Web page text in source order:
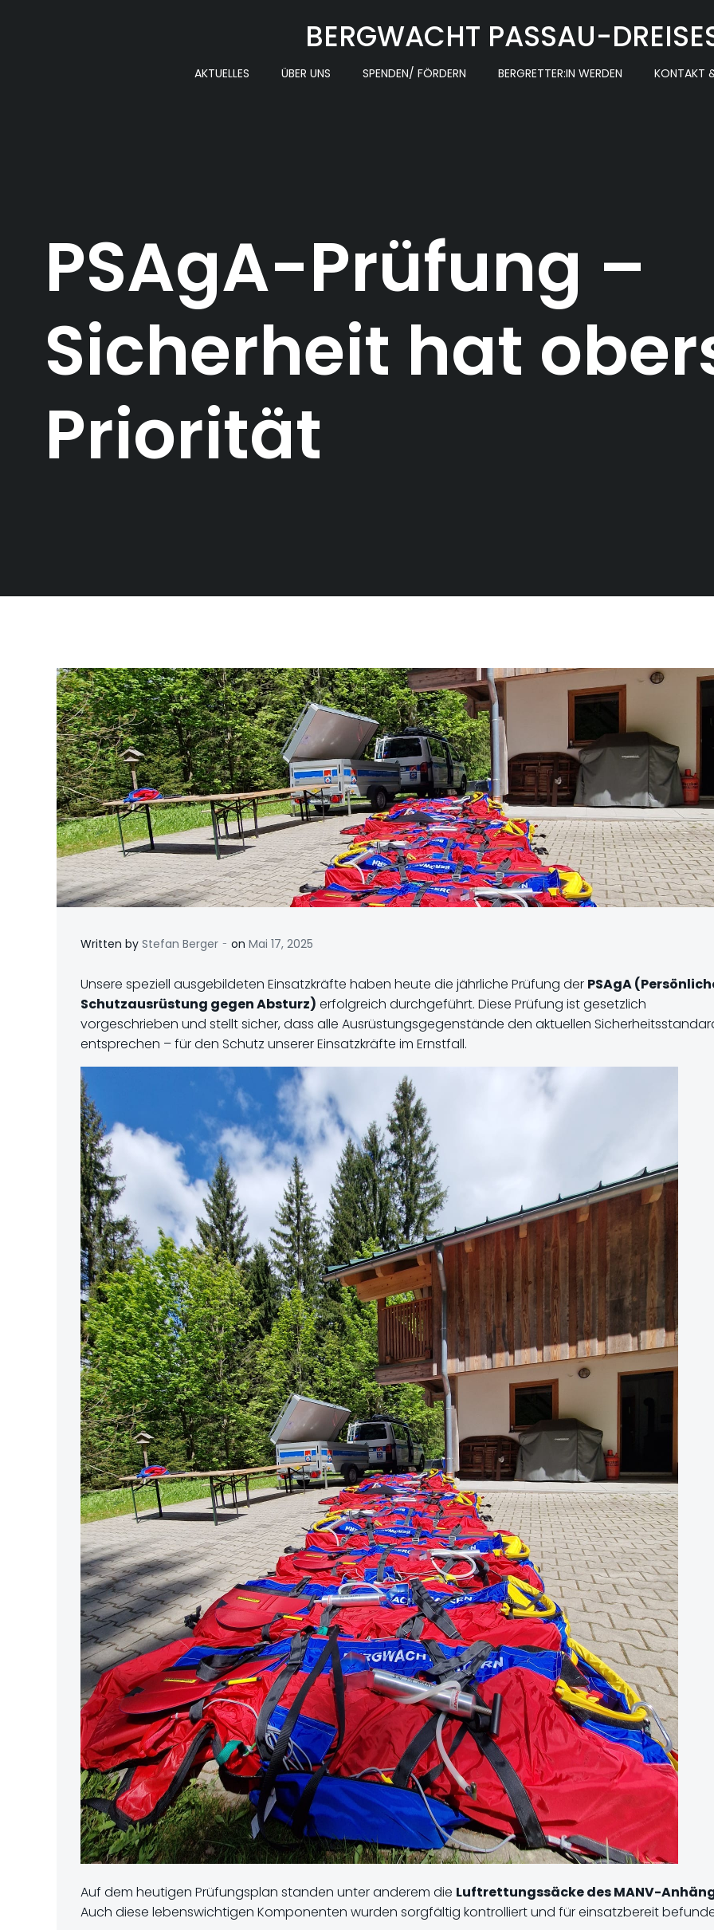
BERGWACHT PASSAU-
AKTUELLES ÜBER UNS SPENDEN/ FÖRDERN BERGRETTER:IN WERDEN KONTAKT
PSAgA-Prüfung –
Sicherheit hat
Priorität
Written by Stefan Berger - on Mai 17, 2025
Unsere speziell ausgebildeten Einsatzkräfte haben heute die jährliche Prüfung der PSAgA
Schutzausrüstung gegen Absturz) erfolgreich durchgeführt. Diese Prüfung ist gesetzlich
vorgeschrieben und stellt sicher, dass alle Ausrüstungsgegenstände den aktuellen
entsprechen – für den Schutz unserer Einsatzkräfte im Ernstfall.
Auf dem heutigen Prüfungsplan standen unter anderem die Luftrettungssäcke des MANV-
Auch diese lebenswichtigen Komponenten wurden sorgfältig kontrolliert und für einsatzbereit